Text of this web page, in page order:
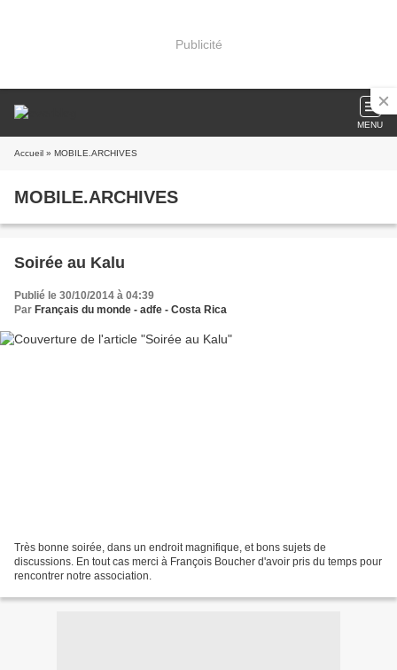
Publicité
MENU
Accueil » MOBILE.ARCHIVES
MOBILE.ARCHIVES
Soirée au Kalu
Publié le 30/10/2014 à 04:39
Par Français du monde - adfe - Costa Rica
Très bonne soirée, dans un endroit magnifique, et bons sujets de
discussions. En tout cas merci à François Boucher d'avoir pris du temps pour
rencontrer notre association.